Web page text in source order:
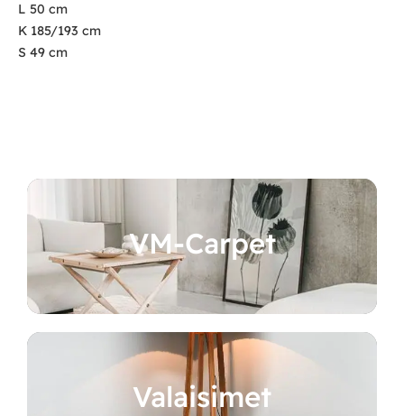
L 50 cm
K 185/193 cm
S 49 cm
VM-Carpet
Valaisimet